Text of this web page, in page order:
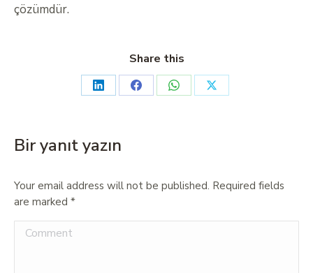
çözümdür.
Share this
Bir yanıt yazın
Your email address will not be published. Required fields
are marked *
Comment